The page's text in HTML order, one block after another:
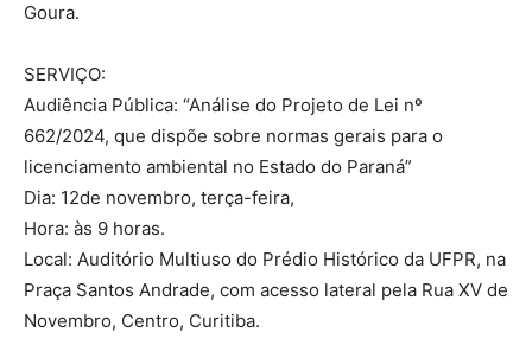
Goura.
SERVIÇO:
Audiência Pública: “Análise do Projeto de Lei nº
662/2024, que dispõe sobre normas gerais para o
licenciamento ambiental no Estado do Paraná”
Dia: 12de novembro, terça-feira,
Hora: às 9 horas.
Local: Auditório Multiuso do Prédio Histórico da UFPR, na
Praça Santos Andrade, com acesso lateral pela Rua XV de
Novembro, Centro, Curitiba.